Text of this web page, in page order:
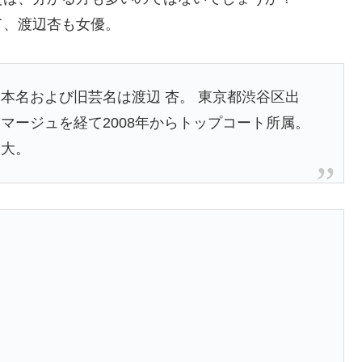
渡辺杏も女優。
名および旧芸名は渡辺 杏。 東京都渋谷区出
ージュを経て2008年からトップコート所属。
。